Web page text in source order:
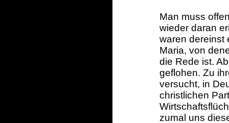
Man muss
wieder daran
waren dereinst
Maria, von
die Rede ist.
geflohen. Zu
versucht, in
christlichen
zumal uns